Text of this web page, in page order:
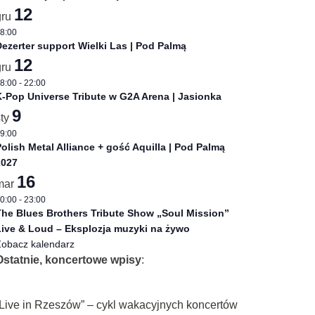
12
support Wielki Las | Pod Palmą
12
- 22:00
Pop Universe Tribute w G2A Arena | Jasionka
9
Metal Alliance + gość Aquilla | Pod Palmą
16
- 23:00
Blues Brothers Tribute Show „Soul Mission”
& Loud – Eksplozja muzyki na żywo
kalendarz
koncertowe wpisy:
in Rzeszów” – cykl wakacyjnych koncertów